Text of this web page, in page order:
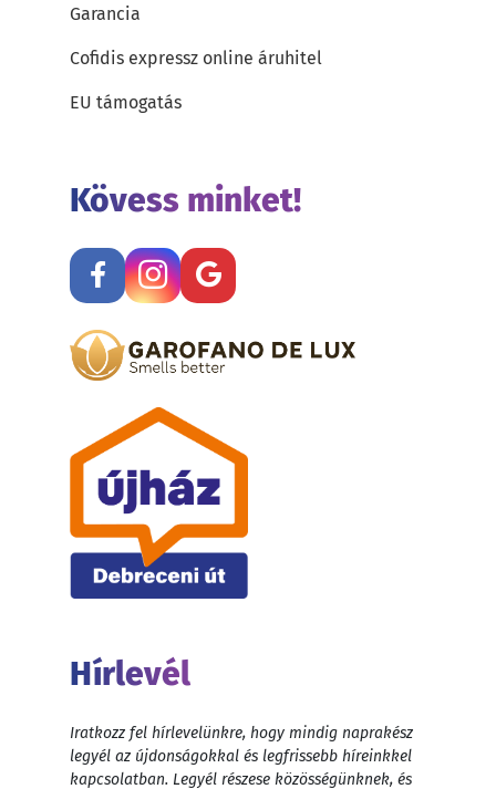
Garancia
Cofidis expressz online áruhitel
EU támogatás
Kövess minket!
Hírlevél
Iratkozz fel hírlevelünkre, hogy mindig naprakész
legyél az újdonságokkal és legfrissebb híreinkkel
kapcsolatban. Legyél részese közösségünknek, és